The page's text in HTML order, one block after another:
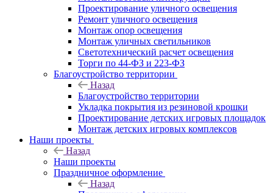
Проектирование уличного освещения
Ремонт уличного освещения
Монтаж опор освещения
Монтаж уличных светильников
Светотехнический расчет освещения
Торги по 44-ФЗ и 223-ФЗ
Благоустройство территории
Назад
Благоустройство территории
Укладка покрытия из резиновой крошки
Проектирование детских игровых площадок
Монтаж детских игровых комплексов
Наши проекты
Назад
Наши проекты
Праздничное оформление
Назад